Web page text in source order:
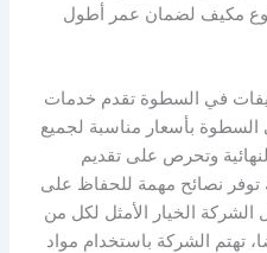
مكيف لضمان عمر أطول
في السطوة تقدم خدمات
بأسعار مناسبة لجميع
النهائية وتحرص على تقديم
نصائح مهمة للحفاظ على
الخيار الأمثل لكل من
تهتم الشركة باستخدام مواد